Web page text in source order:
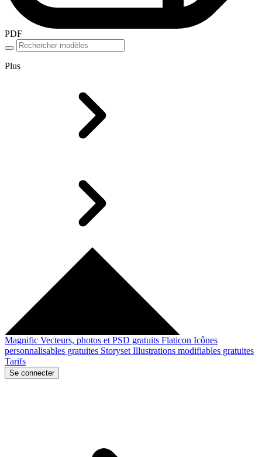
PDF
Plus
Magnific Vecteurs, photos et PSD gratuits Flaticon Icônes
personnalisables gratuites Storyset Illustrations modifiables gratuites
Tarifs
Se connecter